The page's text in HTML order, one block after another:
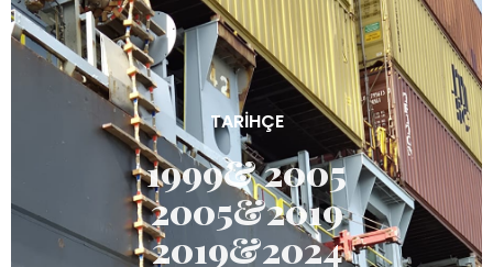
TARIHÇE
1999& 2005
2005&2019
2019&2024